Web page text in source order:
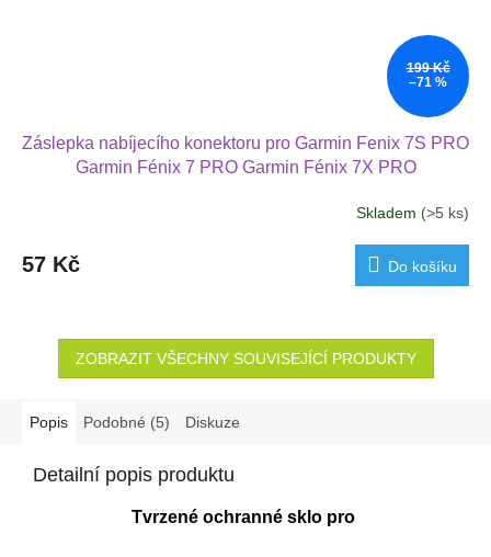
199 Kč
–71 %
Záslepka nabíjecího konektoru pro Garmin Fenix 7S PRO
Garmin Fénix 7 PRO Garmin Fénix 7X PRO
Skladem (>5 ks)
57 Kč Do košíku
ZOBRAZIT VŠECHNY SOUVISEJÍCÍ PRODUKTY
Popis Podobné (5) Diskuze
Detailní popis produktu
Tvrzené ochranné sklo pro